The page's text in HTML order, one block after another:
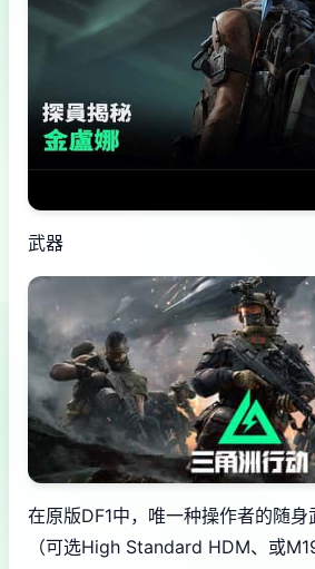
武器
在原版DF1中，唯一种操作者的随
（可选High Standard HDM、或